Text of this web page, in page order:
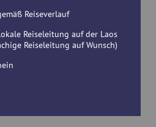
Reiseverlauf
Reiseleitung auf der Laos
Reiseleitung auf Wunsch)